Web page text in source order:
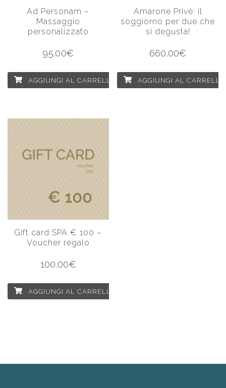
Ad Personam –
Massaggio
personalizzato
95.00€
AGGIUNGI AL CARRELLO
Amarone Privè: il
soggiorno per due che
si degusta!
660.00€
AGGIUNGI AL CARRELLO
Gift card SPA € 100 –
Voucher regalo
100.00€
AGGIUNGI AL CARRELLO